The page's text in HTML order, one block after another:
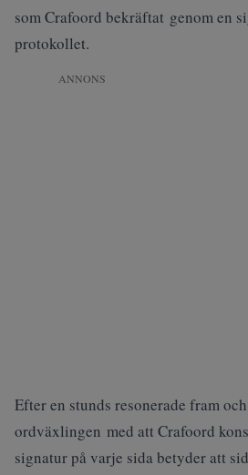
som Crafoord bekräftat genom en
protokollet.
ANNONS
Efter en stunds resonerade fram
ordväxlingen med att Crafoord
signatur på varje sida betyder att